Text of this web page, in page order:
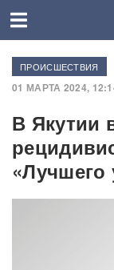
ПРОИСШЕСТВИЯ
01 МАРТА 2024,
В Якутии
«Лучшего